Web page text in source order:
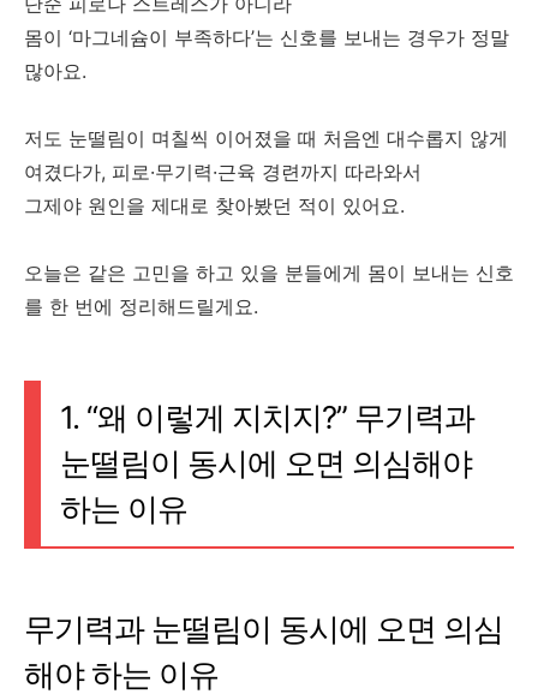
몸이 ‘마그네슘이 부족하다’는 신호를 보내는 경우가 정말
많아요.
저도 눈떨림이 며칠씩 이어졌을 때 처음엔 대수롭지 않게
여겼다가, 피로·무기력·근육 경련까지 따라와서
그제야 원인을 제대로 찾아봤던 적이 있어요.
오늘은 같은 고민을 하고 있을 분들에게 몸이 보내는 신호
를 한 번에 정리해드릴게요.
1. “왜 이렇게 지치지?” 무기력과
눈떨림이 동시에 오면 의심해야
하는 이유
무기력과 눈떨림이 동시에 오면 의심
해야 하는 이유